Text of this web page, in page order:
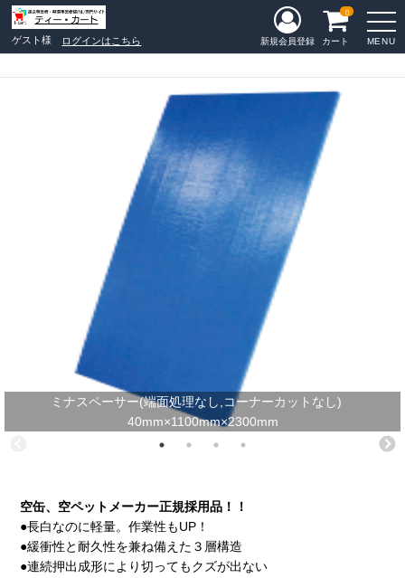
ゲスト様 ログインはこちら MENU
新規会員登録 カート
0
ミナスペーサー(端面処理なし,コーナーカットなし)
40mm×1100mm×2300mm
空缶、空ペットメーカー正規採用品！！
●長白なのに軽量。作業性もUP！
●緩衝性と耐久性を兼ね備えた３層構造
●連続押出成形により切ってもクズが出ない